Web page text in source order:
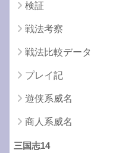
検証
戦法考察
戦法比較データ
プレイ記
遊侠系威名
商人系威名
三国志14